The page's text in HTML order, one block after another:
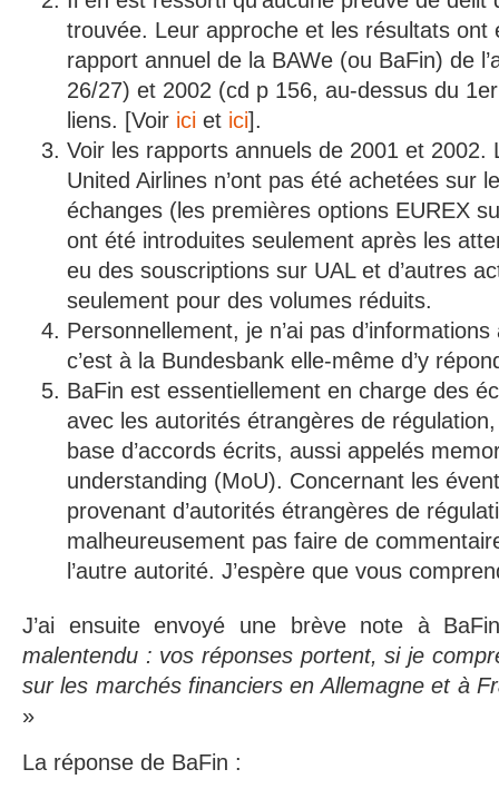
trouvée. Leur approche et les résultats ont
rapport annuel de la BAWe (ou BaFin) de
26/27) et 2002 (cd p 156, au-dessus du
liens. [Voir ici et ici].
Voir les rapports annuels de 2001 et 2002.
United Airlines n’ont pas été achetées sur
échanges (les premières options EUREX
ont été introduites seulement après les
eu des souscriptions sur UAL et d’autres
seulement pour des volumes réduits.
Personnellement, je n’ai pas
c’est à la Bundesbank elle-même d’y
BaFin est essentiellement en charge des
avec les autorités étrangères de
base d’accords écrits, aussi appelés
understanding (MoU). Concernant les
provenant d’autorités étrangères de
malheureusement pas faire de
l’autre autorité. J’espère que vous
J’ai ensuite envoyé une brève note à
malentendu : vos réponses portent, si je
sur les marchés financiers en Allemagne et à
»
La réponse de BaFin :